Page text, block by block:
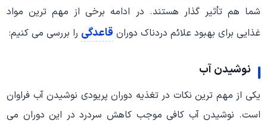
شما هم تأثیر گذار هستند. در ادامه برخی از مهم ترین مواد
غذایی برای بهبود علائم دردناک دوران قاعدگی را بررسی می کنیم:
نوشیدن آب
یکی از مهم ترین نکات در تغذیه دوران پریودی نوشیدن آب فراوان
است. نوشیدن آب کافی موجب کاهش سردرد در این دوران می